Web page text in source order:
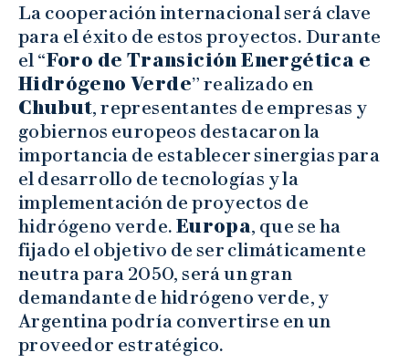
La cooperación internacional será clave
para el éxito de estos proyectos. Durante
el “Foro de Transición Energética e
Hidrógeno Verde” realizado en
Chubut, representantes de empresas y
gobiernos europeos destacaron la
importancia de establecer sinergias para
el desarrollo de tecnologías y la
implementación de proyectos de
hidrógeno verde. Europa, que se ha
fijado el objetivo de ser climáticamente
neutra para 2050, será un gran
demandante de hidrógeno verde, y
Argentina podría convertirse en un
proveedor estratégico.